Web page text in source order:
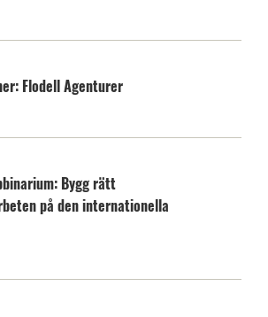
Flodell Agenturer
Bygg rätt
på den internationella